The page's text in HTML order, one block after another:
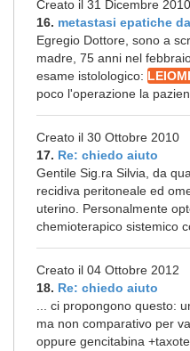
Creato il 31 Dicembre 2010
16. metastasi epatiche da
Egregio Dottore, sono a
madre, 75 anni nel
esame istolologico:
poco l'operazione la
Creato il 30 Ottobre 2010
17. Re: chiedo aiuto
Gentile Sig.ra Silvia, da
recidiva peritoneale ed
uterino. Personalmente
chemioterapico sistemico
Creato il 04 Ottobre 2012
18. Re: chiedo aiuto
... ci propongono questo:
ma non comparativo per
oppure gencitabina